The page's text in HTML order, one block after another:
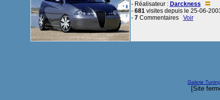
- Réalisateur : Darckness
- 681visites depuis le 25-06-
- 7Commentaires Voir
Galerie
[Site